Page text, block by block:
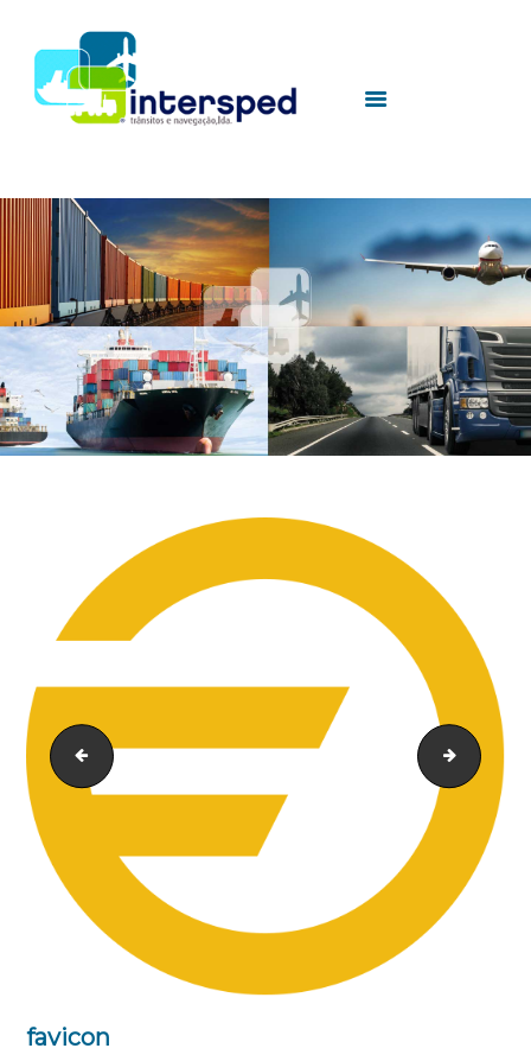
SOBRE NÓS
SERVIÇOS
UTILIDADES
CONTACTOS
retina-logo logo
favicon